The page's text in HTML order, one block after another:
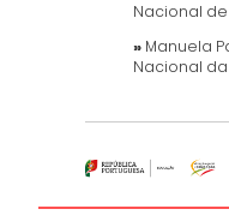
Nacional de
» Manuela
Nacional